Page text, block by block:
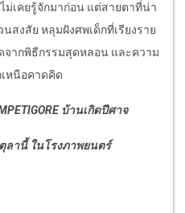
ม่เคยรู้จักมาก่อน แต่สายตาที่น่า
สงสัย หลุมฝังศพเด็กที่เรียงราย
จากพิธีกรรมสุดหลอน และความ
หนือคาดคิด
บ้านเกิดปีศาจ
ลานี้ ในโรงภาพยนตร์